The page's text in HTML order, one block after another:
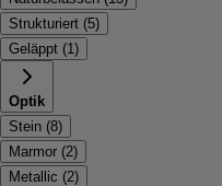
Strukturiert (5)
Geläppt (1)
Optik
Stein (8)
Marmor (2)
Metallic (2)